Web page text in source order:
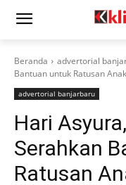
Beranda advertorial
Bantuan untuk Ratusan
advertorial banjarbaru
Hari
Serahkan
Ratusan